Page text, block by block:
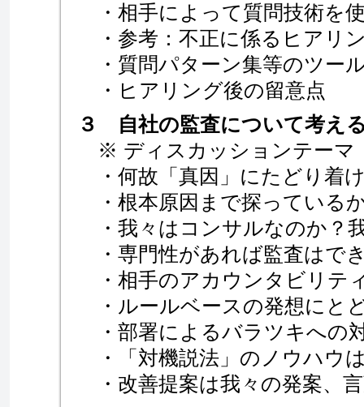
・相手によって質問技術を
・参考：不正に係るヒアリ
・質問パターン集等のツー
・ヒアリング後の留意点
３ 自社の監査について考え
※ ディスカッションテー
・何故「真因」にたどり着
・根本原因まで探っている
・我々はコンサルなのか？
・専門性があれば監査はで
・相手のアカウンタビリテ
・ルールベースの発想にと
・部署によるバラツキへの
・「対機説法」のノウハウ
・改善提案は我々の発案、